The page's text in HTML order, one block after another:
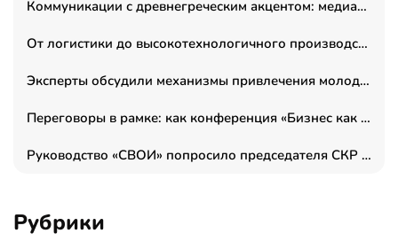
Коммуникации с древнегреческим акцентом: медиаменеджер и журналист Владимир Дергачев запустил коммуникационное агентство «Сократ 2.0»
От логистики до высокотехнологичного производства: как основатель “гагаринга” выстраивает экосистему безопасности и гражданских БПЛА
Эксперты обсудили механизмы привлечения молодых специалистов в промышленные города
Переговоры в рамке: как конференция «Бизнес как искусство» переформатирует деловой этикет в стенах ТПП РФ
Руководство «СВОИ» попросило председателя СКР дать правовую оценку обысков в тыловом штабе
Рубрики